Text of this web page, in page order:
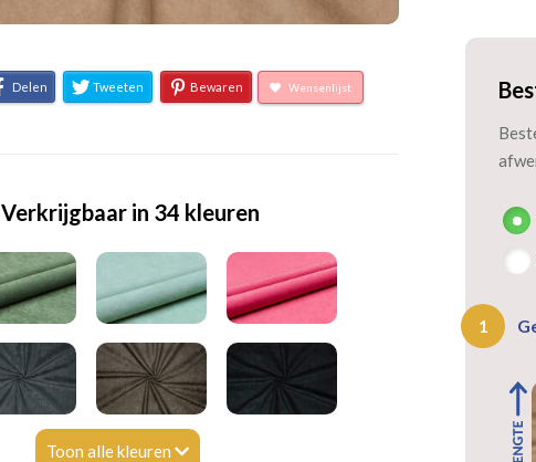
Delen Tweeten Bewaren Wensenlijst
Verkrijgbaar in 34 kleuren
Toon alle kleuren
1